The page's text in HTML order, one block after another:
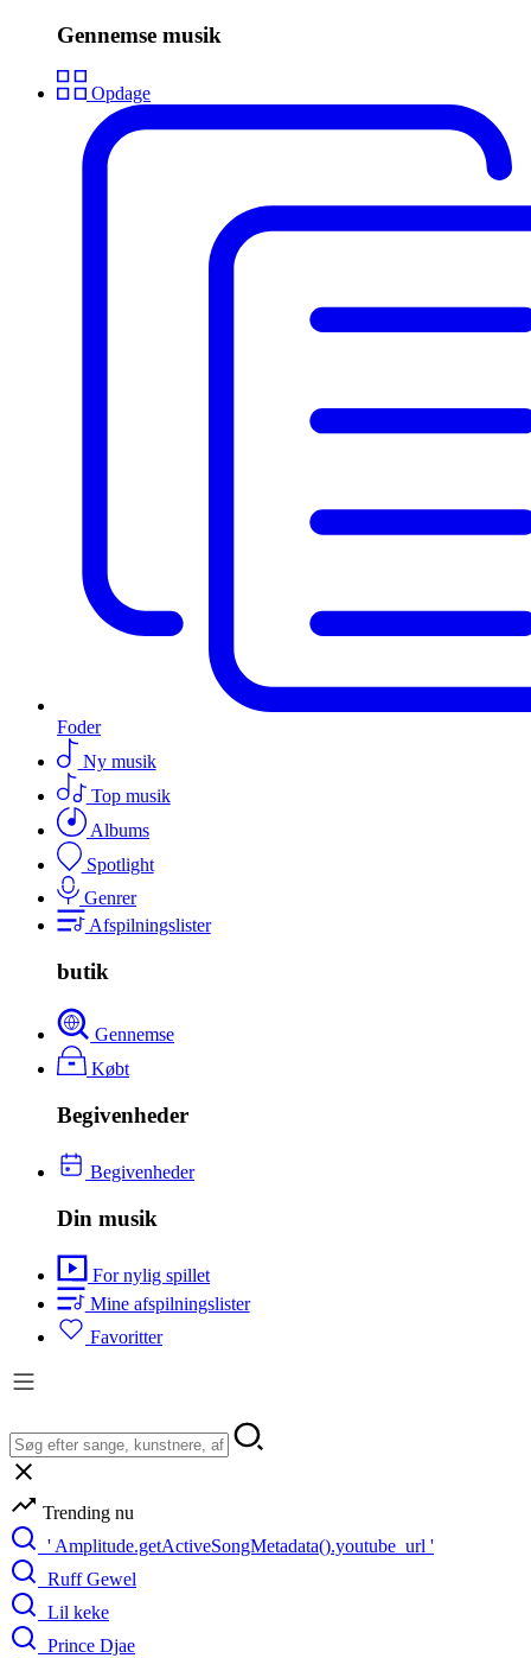
Gennemse musik
Opdage
Foder
Ny musik
Top musik
Albums
Spotlight
Genrer
Afspilningslister
butik
Gennemse
Købt
Begivenheder
Begivenheder
Din musik
For nylig spillet
Mine afspilningslister
Favoritter
Trending nu
' Amplitude.getActiveSongMetadata().youtube_url '
Ruff Gewel
Lil keke
Prince Djae